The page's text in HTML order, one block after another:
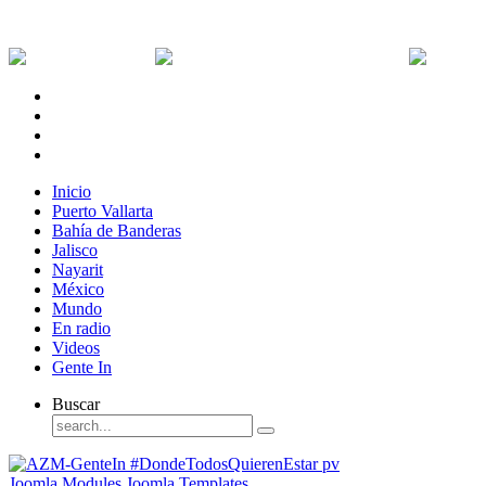
Inicio
Puerto Vallarta
Bahía de Banderas
Jalisco
Nayarit
México
Mundo
En radio
Videos
Gente In
Buscar